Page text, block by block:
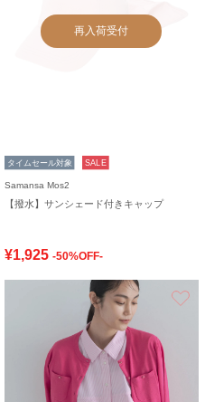
再入荷受付
タイムセール対象 SALE
Samansa Mos2
【撥水】サンシェード付きキャップ
¥1,925 -50%OFF-